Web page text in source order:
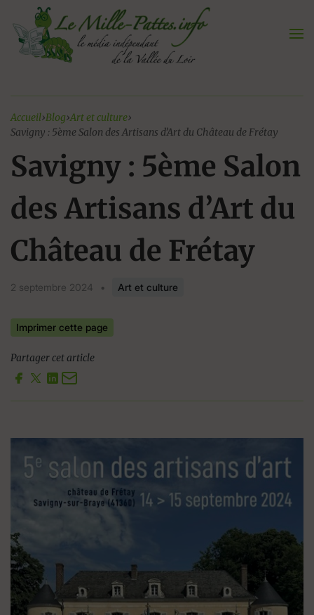
contenu
Accueil›Blog›Art et culture›
Savigny : 5ème Salon des Artisans d’Art du Château de Frétay
Savigny : 5ème Salon
des Artisans d’Art du
Château de Frétay
2 septembre 2024 • Art et culture
Imprimer cette page
Partager cet article